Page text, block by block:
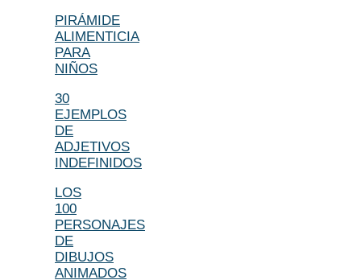
PIRÁMIDE
ALIMENTICIA
PARA
NIÑOS
30
EJEMPLOS
DE
ADJETIVOS
INDEFINIDOS
LOS
100
PERSONAJES
DE
DIBUJOS
ANIMADOS